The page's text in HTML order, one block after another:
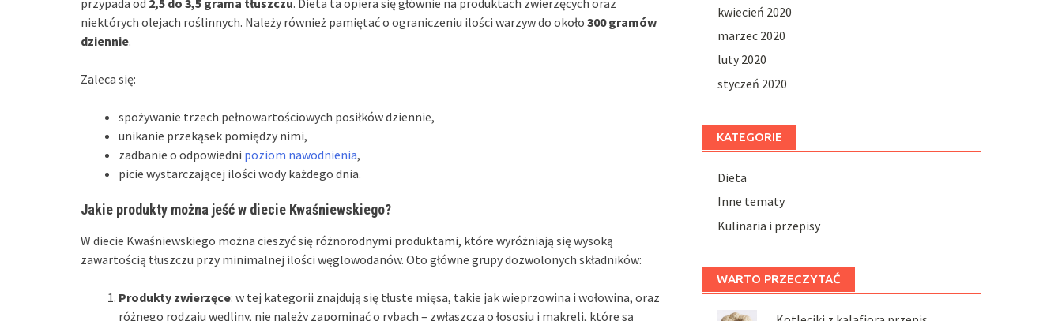
przypada od 2,5 do 3,5 grama tłuszczu. Dieta ta opiera się głównie na produktach zwierzęcych oraz
niektórych olejach roślinnych. Należy również pamiętać o ograniczeniu ilości warzyw do około 300 gramów
dziennie.
Zaleca się:
spożywanie trzech pełnowartościowych posiłków dziennie,
unikanie przekąsek pomiędzy nimi,
zadbanie o odpowiedni poziom nawodnienia,
picie wystarczającej ilości wody każdego dnia.
Jakie produkty można jeść w diecie Kwaśniewskiego?
W diecie Kwaśniewskiego można cieszyć się różnorodnymi produktami, które wyróżniają się wysoką
zawartością tłuszczu przy minimalnej ilości węglowodanów. Oto główne grupy dozwolonych składników:
Produkty zwierzęce: w tej kategorii znajdują się tłuste mięsa, takie jak wieprzowina i wołowina, oraz
różnego rodzaju wędliny, nie należy zapominać o rybach – zwłaszcza o łososiu i makreli, które są
kwiecień 2020
marzec 2020
luty 2020
styczeń 2020
KATEGORIE
Dieta
Inne tematy
Kulinaria i przepisy
WARTO PRZECZYTAĆ